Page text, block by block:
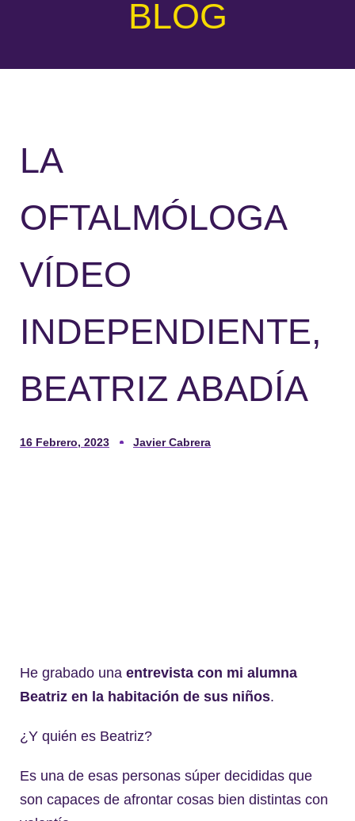
BLOG
LA
OFTALMÓLOGA
VÍDEO
INDEPENDIENTE,
BEATRIZ ABADÍA
16 Febrero, 2023 Javier Cabrera
He grabado una entrevista con mi alumna
Beatriz en la habitación de sus niños.
¿Y quién es Beatriz?
Es una de esas personas súper decididas que
son capaces de afrontar cosas bien distintas con